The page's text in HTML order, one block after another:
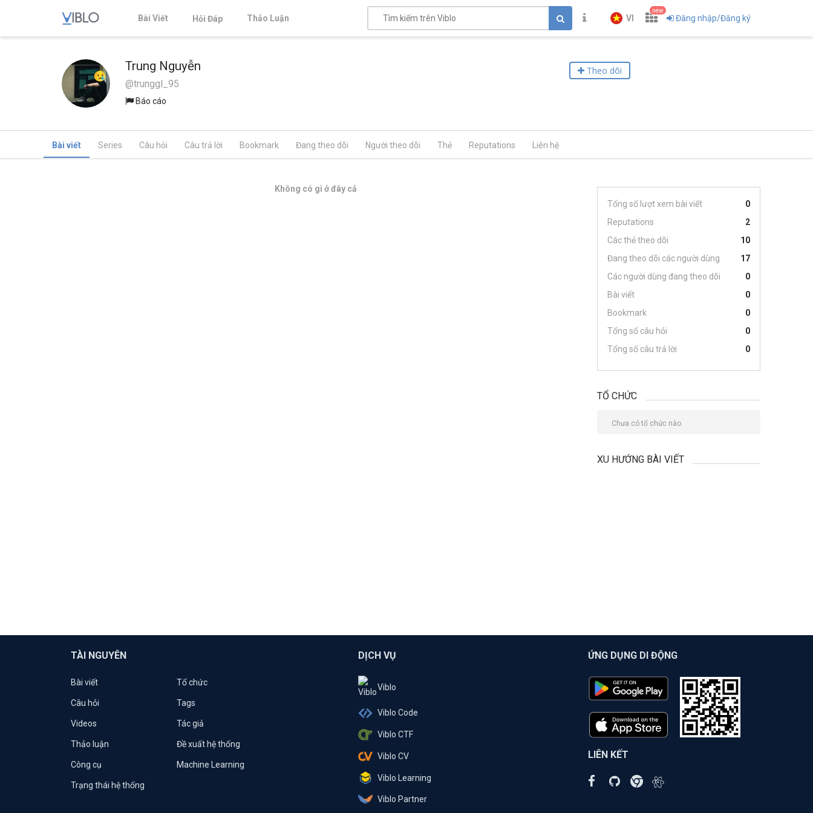
Bài Viết Hỏi Đáp Thảo Luận VI
new
Đăng nhập/Đăng ký
Trung Nguyễn
@trunggl_95
Báo cáo
Theo dõi
Bài viết Series Câu hỏi Câu trả lời Bookmark Đang theo dõi Người theo dõi Thẻ Reputations Liên hệ
Không có gì ở đây cả
Tổng số lượt xem bài viết
0
Reputations
2
Các thẻ theo dõi
10
Đang theo dõi các người dùng
17
Các người dùng đang theo dõi
0
Bài viết
0
Bookmark
0
Tổng số câu hỏi
0
Tổng số câu trả lời
0
TỔ CHỨC
Chưa có tổ chức nào.
XU HƯỚNG BÀI VIẾT
TÀI NGUYÊN
Bài viết Tổ chức
Câu hỏi Tags
Videos Tác giả
Thảo luận Đề xuất hệ thống
Công cụ Machine Learning
Trạng thái hệ thống
DỊCH VỤ
Viblo
Viblo Code
Viblo CTF
Viblo CV
Viblo Learning
Viblo Partner
ỨNG DỤNG DI ĐỘNG
LIÊN KẾT